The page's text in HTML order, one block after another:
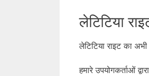
लेटिटिया
लेटिटिया राइट का
हमारे उपयोगकर्ताओं